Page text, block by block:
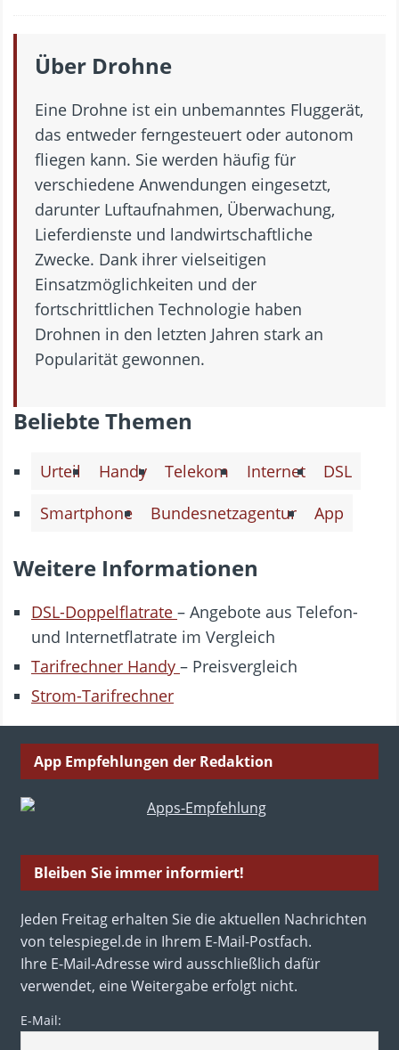
Über Drohne
Eine Drohne ist ein unbemanntes Fluggerät,
das entweder ferngesteuert oder autonom
fliegen kann. Sie werden häufig für
verschiedene Anwendungen eingesetzt,
darunter Luftaufnahmen, Überwachung,
Lieferdienste und landwirtschaftliche
Zwecke. Dank ihrer vielseitigen
Einsatzmöglichkeiten und der
fortschrittlichen Technologie haben
Drohnen in den letzten Jahren stark an
Popularität gewonnen.
Beliebte Themen
Urteil Handy Telekom Internet
DSL
Smartphone
Bundesnetzagentur App
Weitere Informationen
DSL-Doppelflatrate – Angebote aus Telefon-
und Internetflatrate im Vergleich
Tarifrechner Handy – Preisvergleich
Strom-Tarifrechner
App Empfehlungen der Redaktion
Bleiben Sie immer informiert!
Jeden Freitag erhalten Sie die aktuellen Nachrichten
von telespiegel.de in Ihrem E-Mail-Postfach.
Ihre E-Mail-Adresse wird ausschließlich dafür
verwendet, eine Weitergabe erfolgt nicht.
E-Mail: